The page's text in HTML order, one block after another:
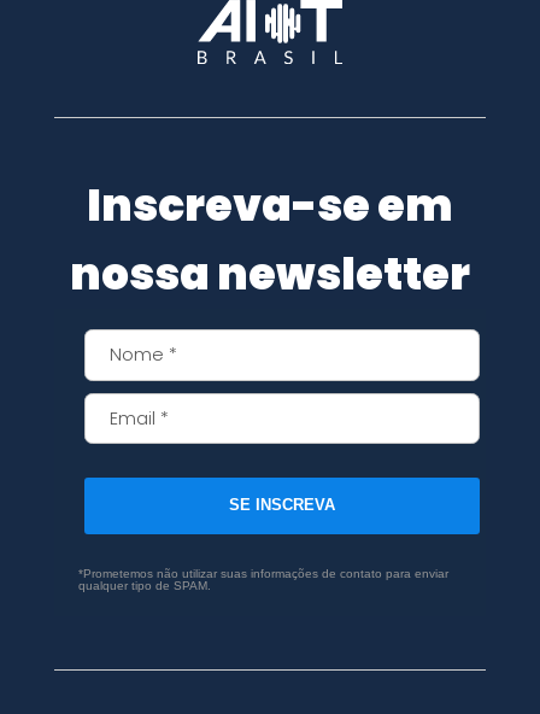
Inscreva-se em
nossa newsletter
SE INSCREVA
*Prometemos não utilizar suas informações de contato para enviar
qualquer tipo de SPAM.